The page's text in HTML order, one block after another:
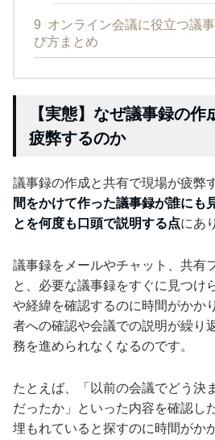
9 オンライン会議に役立つ議
び方まとめ
【実態】なぜ議事録の
疲弊するのか
議事録の作成と共有で現場が疲弊
間をかけて作った議事録が誰にも
とを何度も口頭で説明する点にあ
議事録をメールやチャット、共有
と、必要な議事録をすぐに見つけ
や経緯を確認するのに時間がかか
者への確認や会議での説明が繰り
務を進められなくなるのです。
たとえば、「以前の会議でどう決
だったか」といった内容を確認し
埋もれていると探すのに時間がか